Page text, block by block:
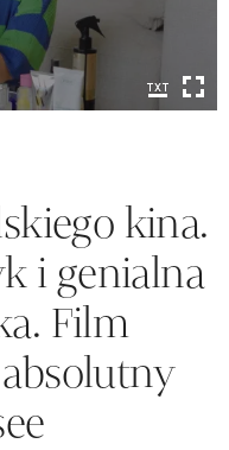
kina.
i genialna
Film